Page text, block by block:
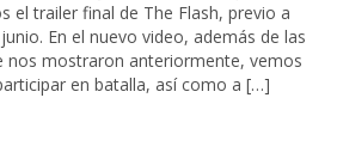
el trailer final de The Flash, previo a
En el nuevo video, además de las
nos mostraron anteriormente, vemos
en batalla, así como a […]